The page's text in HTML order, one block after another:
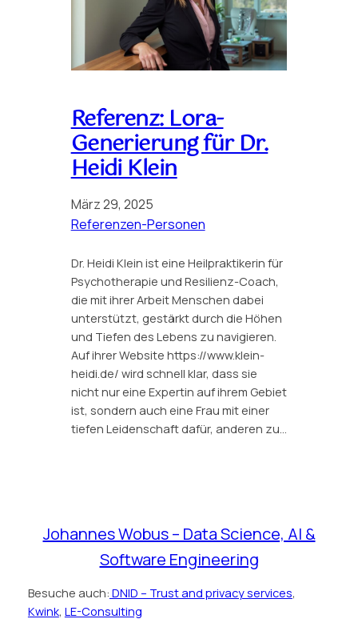
Referenz: Lora-
Generierung für Dr.
Heidi Klein
März 29, 2025
Referenzen-Personen
Dr. Heidi Klein ist eine Heilpraktikerin für
Psychotherapie und Resilienz-Coach,
die mit ihrer Arbeit Menschen dabei
unterstützt, gestärkt durch die Höhen
und Tiefen des Lebens zu navigieren.
Auf ihrer Website https://www.klein-
heidi.de/ wird schnell klar, dass sie
nicht nur eine Expertin auf ihrem Gebiet
ist, sondern auch eine Frau mit einer
tiefen Leidenschaft dafür, anderen zu…
Johannes Wobus – Data Science, AI &
Software Engineering
Besuche auch: DNID – Trust and privacy services,
Kwink, LE-Consulting